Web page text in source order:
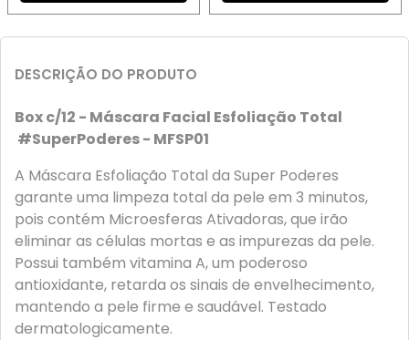
DESCRIÇÃO DO PRODUTO
Box c/12 - Máscara Facial Esfoliação Total
#SuperPoderes - MFSP01
A Máscara Esfoliação Total da Super Poderes
garante uma limpeza total da pele em 3 minutos,
pois contém Microesferas Ativadoras, que irão
eliminar as células mortas e as impurezas da pele.
Possui também vitamina A, um poderoso
antioxidante, retarda os sinais de envelhecimento,
mantendo a pele firme e saudável. Testado
dermatologicamente.